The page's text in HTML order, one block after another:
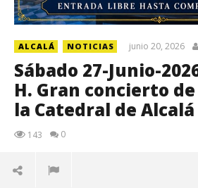
ALCALÁ NOTICIAS junio 20, 2026
Sábado 27-Junio-
H. Gran concierto
la Catedral de
143 0